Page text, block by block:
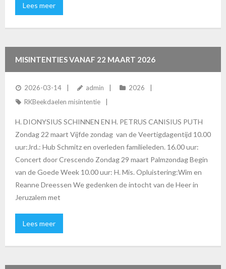
Lees meer
MISINTENTIES VANAF 22 MAART 2026
2026-03-14 admin
2026
RKBeekdaelen misintentie
H. DIONYSIUS SCHINNEN EN H. PETRUS CANISIUS PUTH
Zondag 22 maart Vijfde zondag van de Veertigdagentijd 10.00
uur:Jrd.: Hub Schmitz en overleden familieleden. 16.00 uur:
Concert door Crescendo Zondag 29 maart Palmzondag Begin
van de Goede Week 10.00 uur: H. Mis. Opluistering:Wim en
Reanne Dreessen We gedenken de intocht van de Heer in
Jeruzalem met
Lees meer